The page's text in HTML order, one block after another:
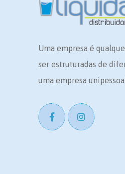
Uma empresa é
ser estruturadas de
uma empresa